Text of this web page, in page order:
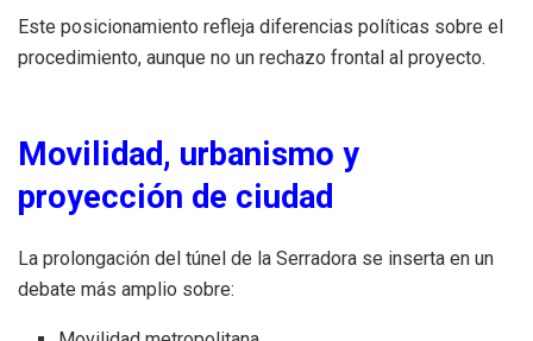
Este posicionamiento refleja diferencias políticas sobre el
procedimiento, aunque no un rechazo frontal al proyecto.
Movilidad, urbanismo y
proyección de ciudad
La prolongación del túnel de la Serradora se inserta en un
debate más amplio sobre: